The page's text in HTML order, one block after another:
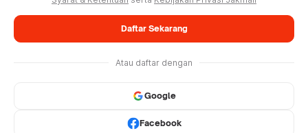
Daftar Sekarang
Atau daftar dengan
Google
Facebook